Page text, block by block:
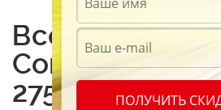
Всесезонные
Continental
275/65 R18
ПОЛУЧИТЬ